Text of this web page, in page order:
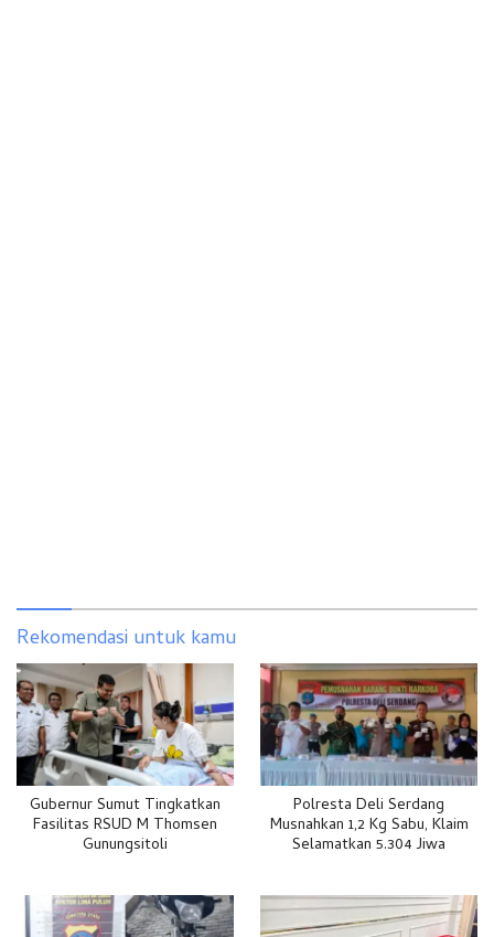
Rekomendasi untuk kamu
Gubernur Sumut Tingkatkan
Fasilitas RSUD M Thomsen
Gunungsitoli
Polresta Deli Serdang
Musnahkan 1,2 Kg Sabu, Klaim
Selamatkan 5.304 Jiwa